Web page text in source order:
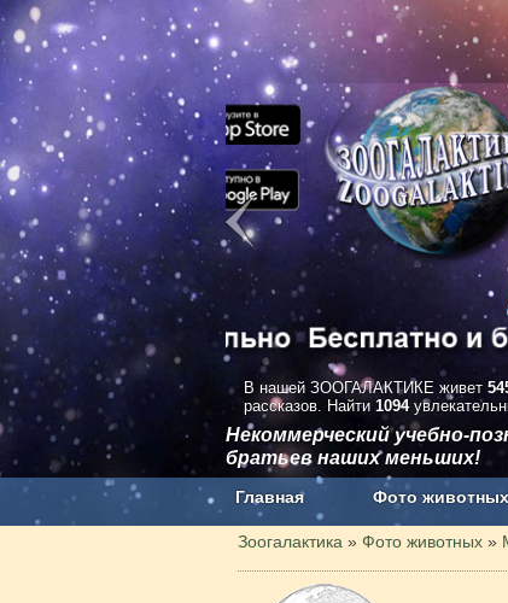
В нашей ЗООГАЛАКТИКЕ живет
рассказов. Найти 1094
Некоммерческий учебно-
братьев наших меньших!
Главная Фото животных
Наши приложения. Бесплатно
Зоогалактика » Фото животных »